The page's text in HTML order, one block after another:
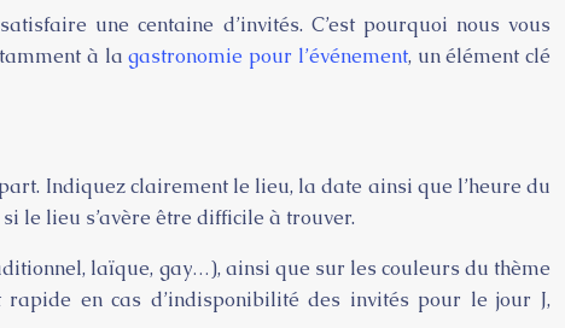
une centaine d’invités. C’est pourquoi nous vous
à lagastronomie pour l’événement, un élément clé
Indiquez clairement le lieu, la date ainsi que l’heure du
le lieu s’avère être difficile à trouver.
laïque, gay…), ainsi que sur les couleurs du thème
en cas d’indisponibilité des invités pour le jour J,